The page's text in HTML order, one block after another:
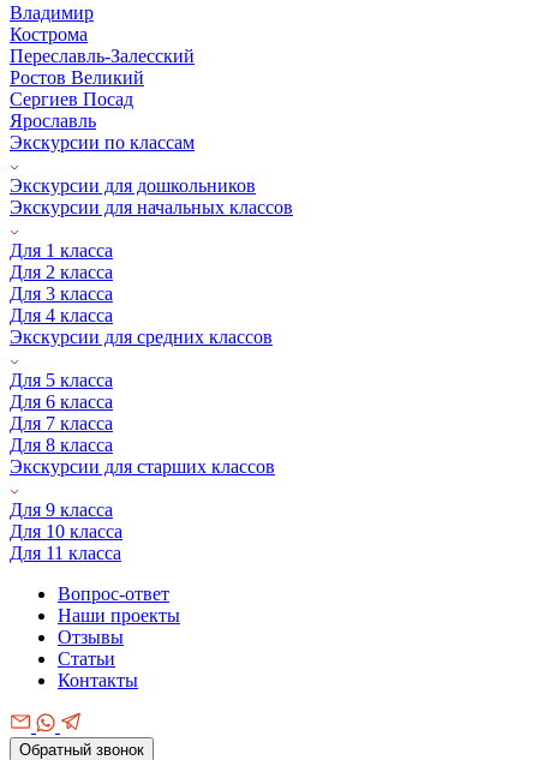
Владимир
Кострома
Переславль-Залесский
Ростов Великий
Сергиев Посад
Ярославль
Экскурсии по классам
Экскурсии для дошкольников
Экскурсии для начальных классов
Для 1 класса
Для 2 класса
Для 3 класса
Для 4 класса
Экскурсии для средних классов
Для 5 класса
Для 6 класса
Для 7 класса
Для 8 класса
Экскурсии для старших классов
Для 9 класса
Для 10 класса
Для 11 класса
Вопрос-ответ
Наши проекты
Отзывы
Статьи
Контакты
Обратный звонок